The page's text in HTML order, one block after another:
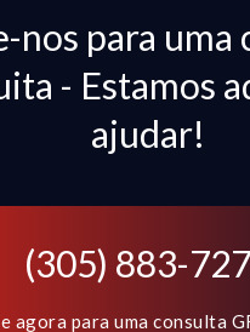
nos para uma
- Estamos
ajudar!
(305) 883-
agora para uma consulta